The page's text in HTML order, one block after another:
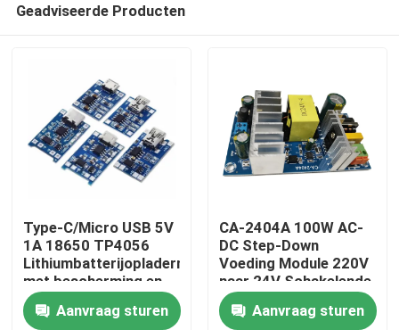
Thuis
Producten
Geadviseerde Producten
Type-C/Micro USB 5V
1A 18650 TP4056
Lithiumbatterijopladermodule
met bescherming en
dubbele functies
Aanvraag sturen
CA-2404A 100W AC-
DC Step-Down
Voeding Module 220V
naar 24V Schakelende
Voeding
Aanvraag sturen